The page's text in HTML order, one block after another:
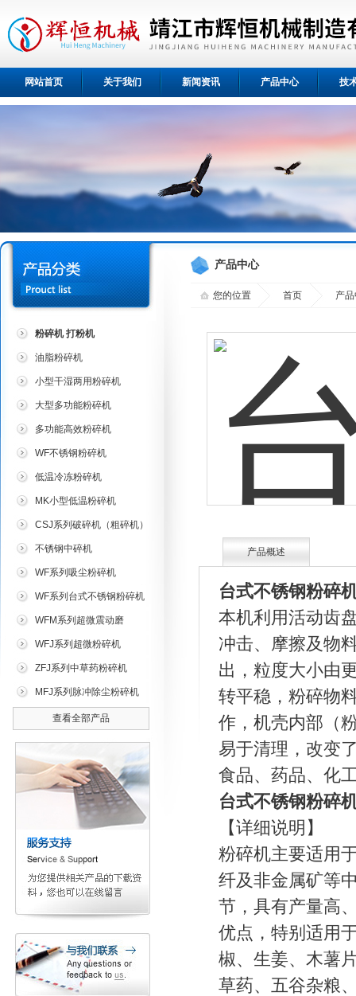
网站首页 关于我们 新闻资讯 产品中心 技
粉碎机 打粉机
油脂粉碎机
小型干湿两用粉碎机
大型多功能粉碎机
多功能高效粉碎机
WF不锈钢粉碎机
低温冷冻粉碎机
MK小型低温粉碎机
CSJ系列破碎机（粗碎机）
不锈钢中碎机
WF系列吸尘粉碎机
WF系列台式不锈钢粉碎机
WFM系列超微震动磨
WFJ系列超微粉碎机
ZFJ系列中草药粉碎机
MFJ系列脉冲除尘粉碎机
查看全部产品
产品中心
您的位置 首页 产
产品概述
台式不锈钢粉碎
本机利用活动齿
冲击、摩擦及物
出，粒度大小由
转平稳，粉碎物
作，机壳内部（
易于清理，改变
食品、药品、化
台式不锈钢粉碎
【详细说明】
粉碎机主要适用
纤及非金属矿等
节，具有产量高
优点，特别适用
椒、生姜、木薯
草药、五谷杂粮